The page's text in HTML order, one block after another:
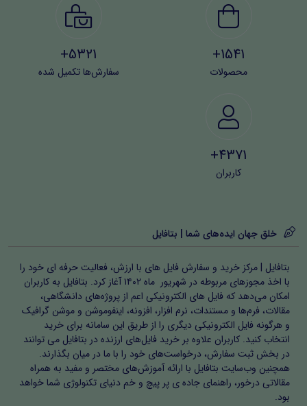
1541+
محصولات
5321+
سفارش‌ها تکمیل شده
4371+
کاربران
خلق جهان ایده‌های شما | بتافایل
بتافایل | مرکز خرید و سفارش فایل های با ارزش، فعالیت حرفه ای خود را
با اخذ مجوزهای مربوطه در شهریور ماه ۱۴۰۲ آغاز کرد. بتافایل به کاربران
امکان می‌دهد که فایل های الکترونیکی اعم از پروژه‌های دانشگاهی،
مقالات، فرم‌ها و مستندات، نرم افزار، افزونه، اینفوموشن و موشن گرافیک
و هرگونه فایل الکترونیکی دیگری را از طریق این سامانه برای خرید
انتخاب کنید. کاربران علاوه بر خرید فایل‌های ارزنده در بتافایل می توانند
در بخش ثبت سفارش، درخواست‌های خود را با ما در میان بگذارند.
همچنین وب‌سایت بتافایل با ارائه آموزش‌های مختصر و مفید به همراه
مقالاتی درخور، راهنمای جاده ی پر پیچ و خم دنیای تکنولوژی شما خواهد
بود.